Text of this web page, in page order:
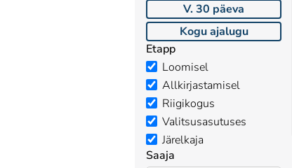
V. 30 päeva
Kogu ajalugu
Etapp
Loomisel
Allkirjastamisel
Riigikogus
Valitsusasutuses
Järelkaja
Saaja